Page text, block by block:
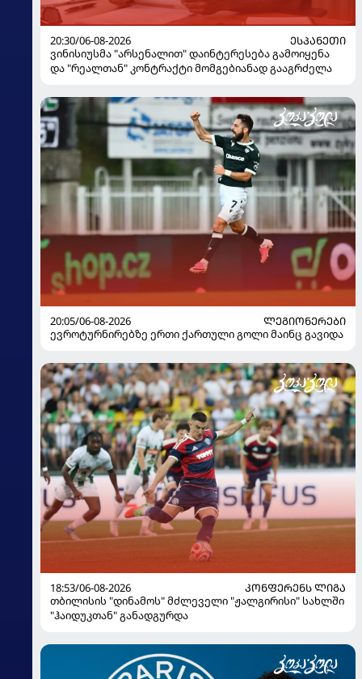
20:30/06-08-2026
ᲔᲡᲞᲐᲜᲔᲗᲘ
ვინისიუსმა "არსენალით" დაინტერესება გამოიყენა
და "რეალთან" კონტრაქტი მომგებიანად გააგრძელა
20:05/06-08-2026
ᲚᲔᲒᲘᲝᲜᲔᲠᲔᲑᲘ
ევროტურნირებზე ერთი ქართული გოლი მაინც გავიდა
18:53/06-08-2026
ᲙᲝᲜᲤᲔᲠᲔᲜᲡ ᲚᲘᲒᲐ
თბილისის "დინამოს" მძლეველი "ჟალგირისი" სახლში
"ჰაიდუკთან" განადგურდა